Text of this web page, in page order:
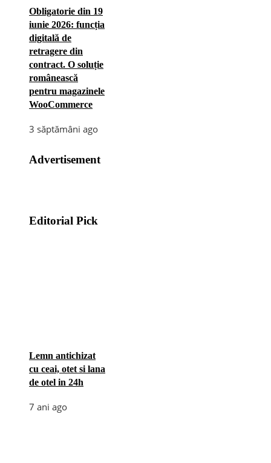
Obligatorie din 19
iunie 2026: funcția
digitală de
retragere din
contract. O soluție
românească
pentru magazinele
WooCommerce
3 săptămâni ago
Advertisement
Editorial Pick
Lemn antichizat
cu ceai, otet si lana
de otel in 24h
7 ani ago